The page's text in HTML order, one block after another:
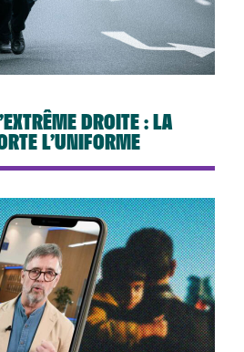
DROITE : LA
L’UNIFORME